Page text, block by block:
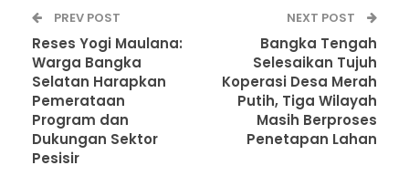
PREV POST
Reses Yogi Maulana:
Warga Bangka
Selatan Harapkan
Pemerataan
Program dan
Dukungan Sektor
Pesisir
NEXT POST
Bangka Tengah
Selesaikan Tujuh
Koperasi Desa Merah
Putih, Tiga Wilayah
Masih Berproses
Penetapan Lahan